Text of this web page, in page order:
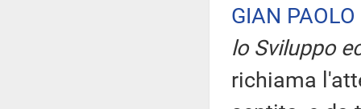
GIAN
lo Sviluppo
richiama